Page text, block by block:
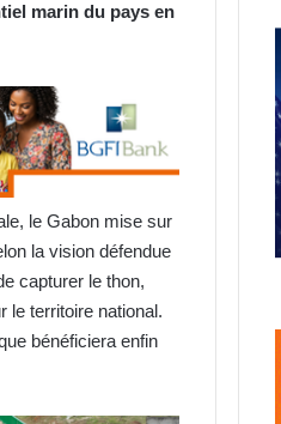
marin du pays en
le Gabon mise sur
la vision défendue
capturer le thon,
le territoire national.
bénéficiera enfin